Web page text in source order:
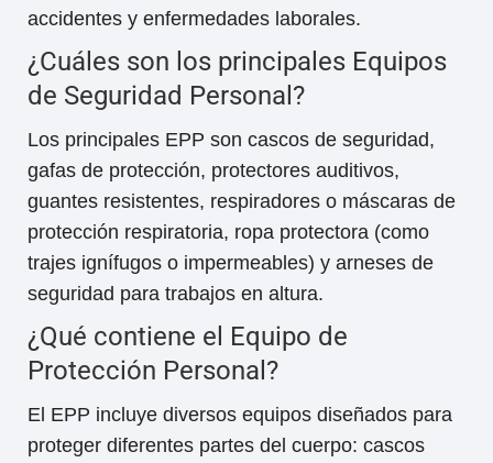
accidentes y enfermedades laborales.
¿Cuáles son los principales Equipos
de Seguridad Personal?
Los principales EPP son cascos de seguridad,
gafas de protección, protectores auditivos,
guantes resistentes, respiradores o máscaras de
protección respiratoria, ropa protectora (como
trajes ignífugos o impermeables) y arneses de
seguridad para trabajos en altura.
¿Qué contiene el Equipo de
Protección Personal?
El EPP incluye diversos equipos diseñados para
proteger diferentes partes del cuerpo: cascos